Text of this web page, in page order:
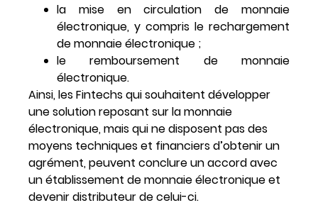
la mise en circulation de monnaie
électronique, y compris le rechargement
de monnaie électronique ;
le remboursement de monnaie
électronique.
Ainsi, les Fintechs qui souhaitent développer
une solution reposant sur la monnaie
électronique, mais qui ne disposent pas des
moyens techniques et financiers d’obtenir un
agrément, peuvent conclure un accord avec
un établissement de monnaie électronique et
devenir distributeur de celui-ci.